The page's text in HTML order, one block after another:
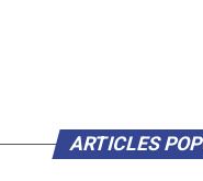
ARTICLES